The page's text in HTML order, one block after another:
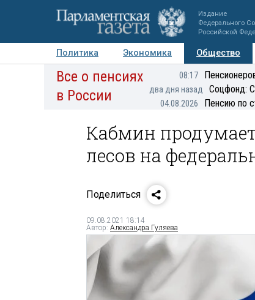
Издание
Федерального
Российской
Политика Экономика Общество
Авторы Персоны Мнения
Все о пенсиях
в России
08:17
два дня назад Соцфонд:
04.08.2026 Пенсию по
Кабмин
лесов на
Поделиться
09.08.2021 18:14
Автор: Александра Гуляева